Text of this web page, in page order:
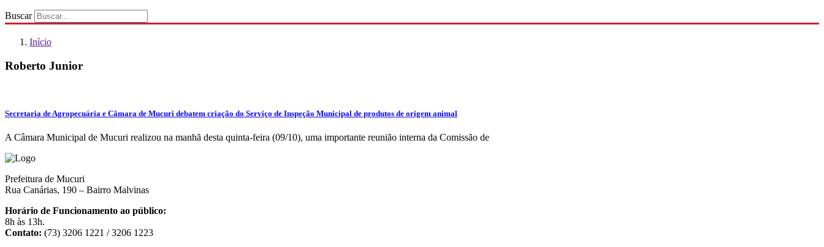
Buscar
Início
Roberto Junior
Secretaria de Agropecuária e Câmara de Mucuri debatem criação do Serviço de Inspeção Municipal de produtos de origem animal
A Câmara Municipal de Mucuri realizou na manhã desta quinta-feira (09/10), uma importante reunião interna da Comissão de
Prefeitura de Mucuri
Rua Canárias, 190 – Bairro Malvinas
Horário de Funcionamento ao público:
8h às 13h.
Contato: (73) 3206 1221 / 3206 1223